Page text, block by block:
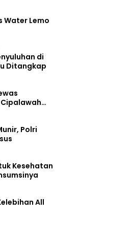
Water Lemo
di
Ditangkap
Polri
Kesehatan
All